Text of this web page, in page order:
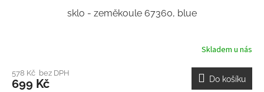
sklo - zeměkoule 67360, blue
Skladem u nás
578 Kč bez DPH
699 Kč Do košíku